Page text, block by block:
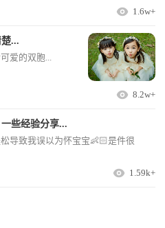
1.6w+
...
爱的双胞...
8.2w+
些经验分享...
导致我误以为怀宝宝👶🏻是件很
1.59k+